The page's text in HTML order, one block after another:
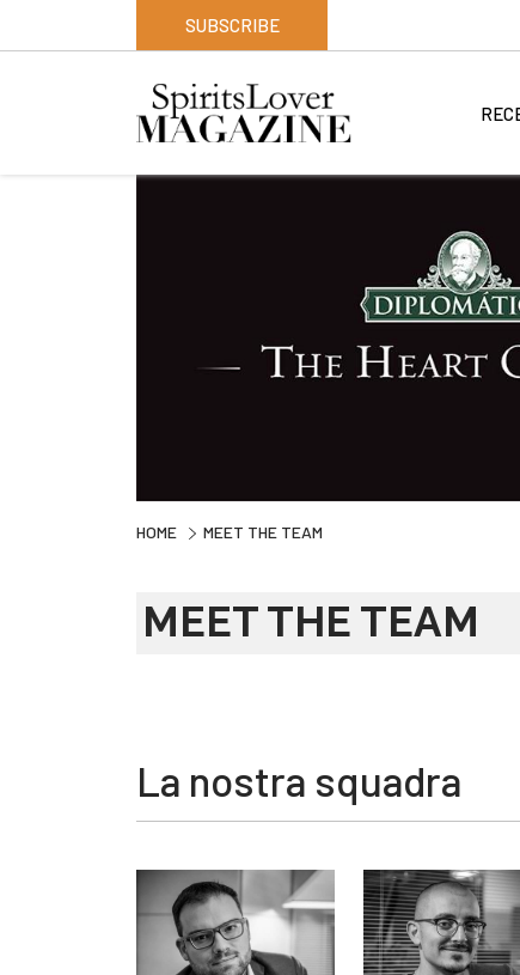
SUBSCRIBE
HOME MEET THE TEAM
MEET THE TEAM
La nostra squadra